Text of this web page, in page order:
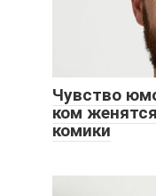
Чувство
ком
комики